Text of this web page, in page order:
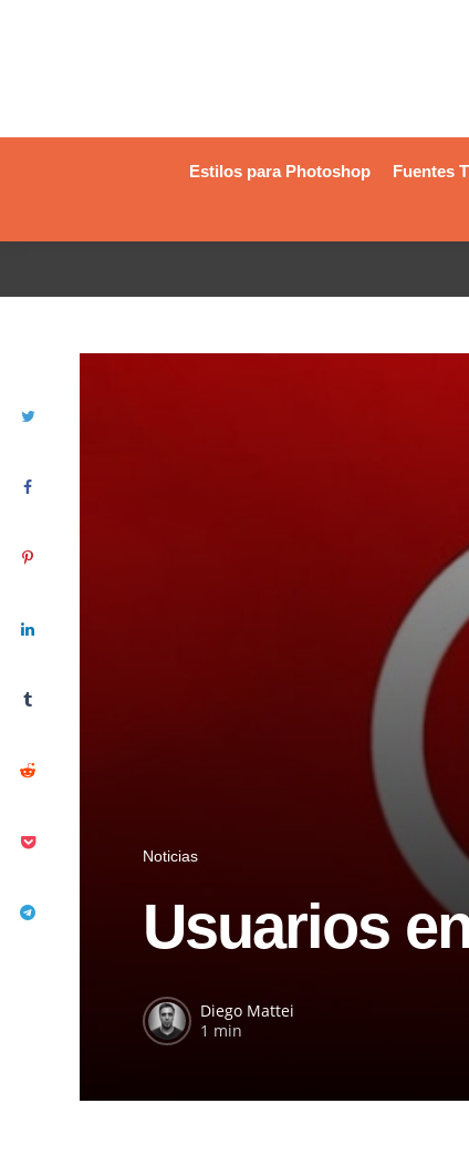
Estilos para Photoshop Fuentes
Noticias
Usuarios
Diego Mattei
1 min